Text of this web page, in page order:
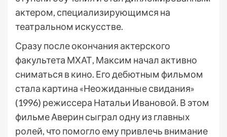
актером, специализирующимся на
театральном искусстве.
Сразу после окончания актерского
факультета МХАТ, Максим начал активно
сниматься в кино. Его дебютным фильмом
стала картина «Неожиданные свидания»
(1996) режиссера Натальи Ивановой. В этом
фильме Аверин сыграл одну из главных
ролей, что помогло ему привлечь внимание